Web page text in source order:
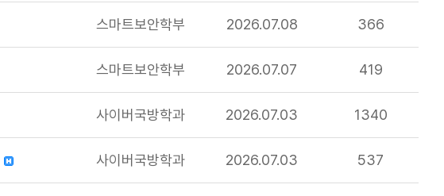
스마트보안학부 2026.07.08 366
스마트보안학부 2026.07.07 419
사이버국방학과 2026.07.03 1340
사이버국방학과 2026.07.03 537